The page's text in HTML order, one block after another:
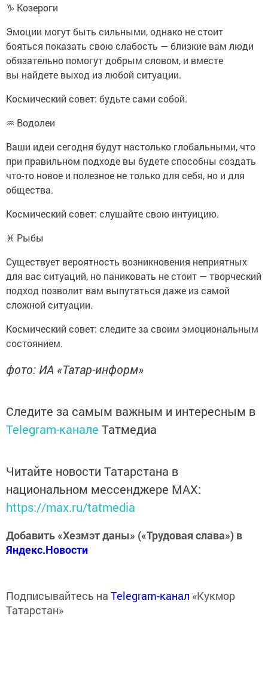
♑ Козероги
Эмоции могут быть сильными, однако не стоит
бояться показать свою слабость — близкие вам люди
обязательно помогут добрым словом, и вместе
вы найдете выход из любой ситуации.
Космический совет: будьте сами собой.
♒ Водолеи
Ваши идеи сегодня будут настолько глобальными, что
при правильном подходе вы будете способны создать
что-то новое и полезное не только для себя, но и для
общества.
Космический совет: слушайте свою интуицию.
♓ Рыбы
Существует вероятность возникновения неприятных
для вас ситуаций, но паниковать не стоит — творческий
подход позволит вам выпутаться даже из самой
сложной ситуации.
Космический совет: следите за своим эмоциональным
состоянием.
фото: ИА «Татар-информ»
Следите за самым важным и интересным в
Telegram-канале Татмедиа
Читайте новости Татарстана в
национальном мессенджере MАХ:
https://max.ru/tatmedia
Добавить «Хезмэт даны» («Трудовая слава») в
Яндекс.Новости
Подписывайтесь на Telegram-канал «Кукмор
Татарстан»